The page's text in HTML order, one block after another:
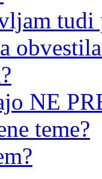
tudi
NE
teme?